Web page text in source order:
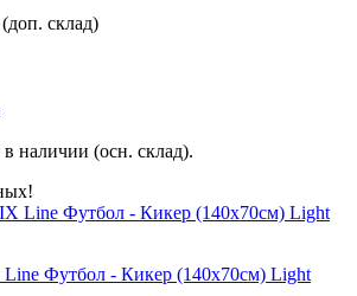
склад)
наличии (осн. склад).
Футбол - Кикер (140х70см) Light